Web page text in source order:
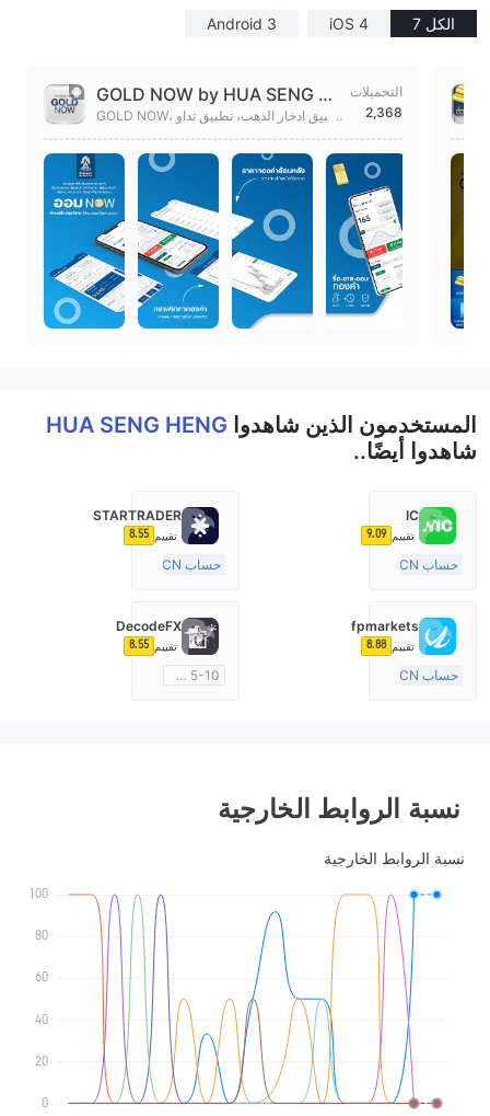
الكل 7 iOS 4
Android 3
GOLD NOW by HUA SENG HE
NG
GOLD NOW، تطبيق ادخار الذهب، تطبيق تداو
التحميلات
2,368
المستخدمون الذين شاهدوا HUA SENG HENG
شاهدوا أيضًا..
IC
تقييم 9.09
حساب ECN
صناعة السوق (MM)
STARTRADER
تقييم 8.55
حساب ECN
صناعة السوق (MM)
fpmarkets
تقييم 8.88
حساب ECN
DecodeFX
تقييم 8.55
5-10 سنوات
نسبة الروابط الخارجية